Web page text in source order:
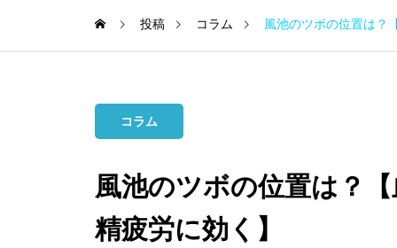
投稿 コラム 風池のツボの位置は？
コラム
風池のツボの位置は？
精疲労に効く】